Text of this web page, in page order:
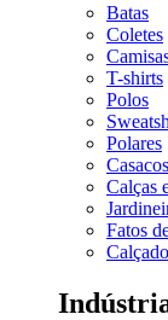
Batas
Coletes
T-shirts
Polos
Polares
Calças
Fatos
Calçado